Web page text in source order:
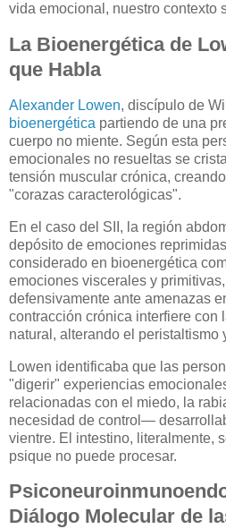
vida emocional, nuestro contexto
La Bioenergética de
que Habla
Alexander Lowen, discípulo de
bioenergética partiendo de una
cuerpo no miente. Según esta
emocionales no resueltas se
tensión muscular crónica,
"corazas caracterológicas".
En el caso del SII, la región
depósito de emociones
considerado en bioenergética
emociones viscerales y
defensivamente ante amenazas
contracción crónica interfiere con
natural, alterando el peristaltismo
Lowen identificaba que las
"digerir" experiencias
relacionadas con el miedo, la
necesidad de control—
vientre. El intestino, literalmente,
psique no puede procesar.
Diálogo Molecular de